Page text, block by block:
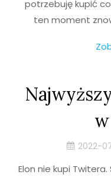
potrzebuję kupić
ten moment
2022-
Elon nie kupi